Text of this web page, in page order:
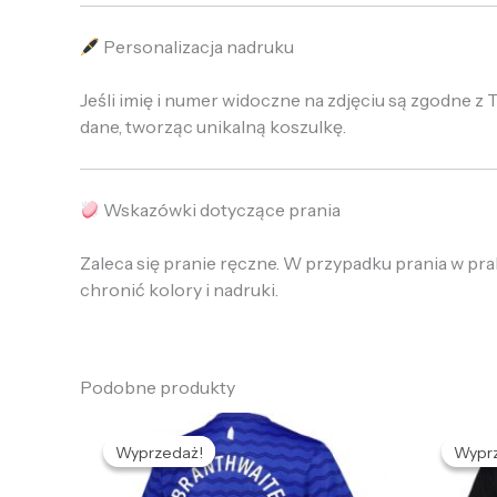
Personalizacja nadruku
Jeśli imię i numer widoczne na zdjęciu są zgodne
dane, tworząc unikalną koszulkę.
Wskazówki dotyczące prania
Zaleca się pranie ręczne. W przypadku prania w
chronić kolory i nadruki.
Podobne produkty
Wyprzedaż!
Wyprzedaż!
Pierwotna
cena
wynosiła:
469,58 zł.
Aktualna
cena
wynosi:
132,65 zł.